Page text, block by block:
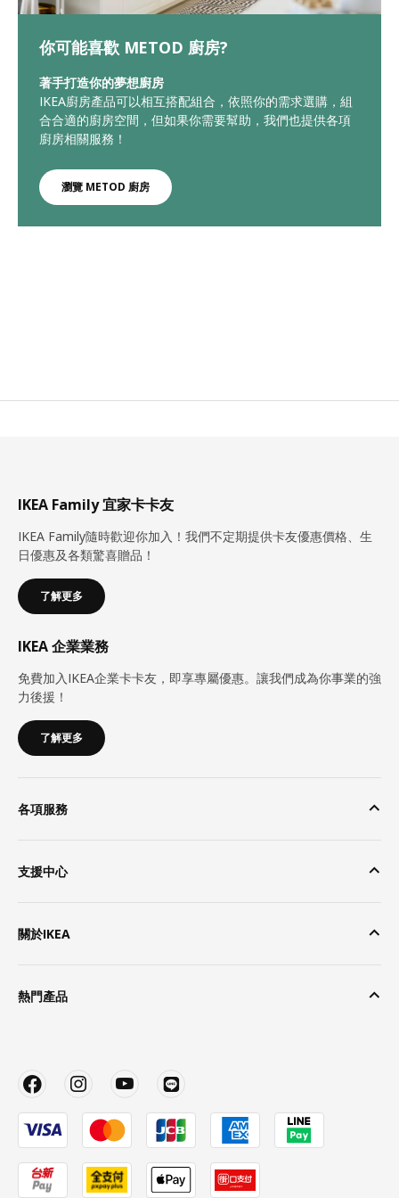
你可能喜歡 METOD 廚房?
著手打造你的夢想廚房
IKEA廚房產品可以相互搭配組合，依照你的需求選購，組
合合適的廚房空間，但如果你需要幫助，我們也提供各項
廚房相關服務！
瀏覽 METOD 廚房
IKEA Family 宜家卡卡友
IKEA Family隨時歡迎你加入！我們不定期提供卡友優惠價格、生
日優惠及各類驚喜贈品！
了解更多
IKEA 企業業務
免費加入IKEA企業卡卡友，即享專屬優惠。讓我們成為你事業的強
力後援！
了解更多
各項服務
支援中心
關於IKEA
熱門產品